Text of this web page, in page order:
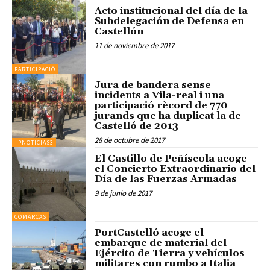
PARTICIPACIÓ
Acto institucional del día de la
Subdelegación de Defensa en
Castellón
11 de noviembre de 2017
_PNOTICIAS3
Jura de bandera sense
incidents a Vila-real i una
participació rècord de 770
jurands que ha duplicat la de
Castelló de 2013
28 de octubre de 2017
COMARCAS
El Castillo de Peñíscola acoge
el Concierto Extraordinario del
Día de las Fuerzas Armadas
9 de junio de 2017
PortCastelló acoge el
embarque de material del
Ejército de Tierra y vehículos
militares con rumbo a Italia